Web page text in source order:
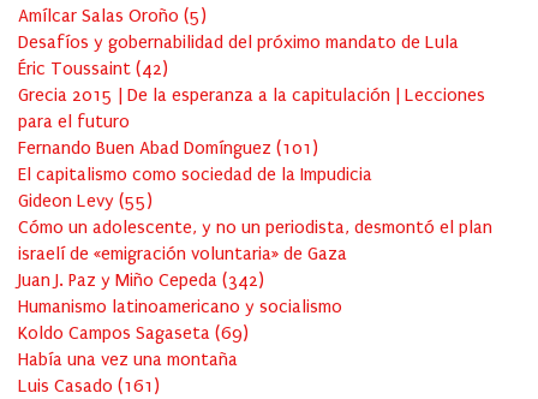
Amílcar Salas Oroño (5)
Desafíos y gobernabilidad del próximo mandato de Lula
Éric Toussaint (42)
Grecia 2015 | De la esperanza a la capitulación | Lecciones
para el futuro
Fernando Buen Abad Domínguez (101 )
El capitalismo como sociedad de la Impudicia
Gideon Levy (55)
Cómo un adolescente, y no un periodista, desmontó el plan
israelí de «emigración voluntaria» de Gaza
Juan J. Paz y Miño Cepeda (342)
Humanismo latinoamericano y socialismo
Koldo Campos Sagaseta (69)
Había una vez una montaña
Luis Casado (161 )